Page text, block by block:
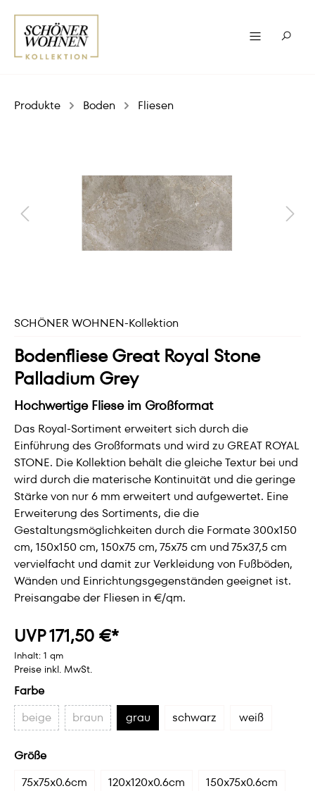
Produkte Boden Fliesen
SCHÖNER WOHNEN-Kollektion
Bodenfliese Great Royal Stone
Palladium Grey
Hochwertige Fliese im Großformat
Das Royal-Sortiment erweitert sich durch die
Einführung des Großformats und wird zu GREAT ROYAL
STONE. Die Kollektion behält die gleiche Textur bei und
wird durch die materische Kontinuität und die geringe
Stärke von nur 6 mm erweitert und aufgewertet. Eine
Erweiterung des Sortiments, die die
Gestaltungsmöglichkeiten durch die Formate 300x150
cm, 150x150 cm, 150x75 cm, 75x75 cm und 75x37,5 cm
vervielfacht und damit zur Verkleidung von Fußböden,
Wänden und Einrichtungsgegenständen geeignet ist.
Preisangabe der Fliesen in €/qm.
UVP 171,50 €*
Inhalt: 1 qm
Preise inkl. MwSt.
Farbe
beige
braun grau schwarz weiß
Größe
75x75x0.6cm
120x120x0.6cm
150x75x0.6cm